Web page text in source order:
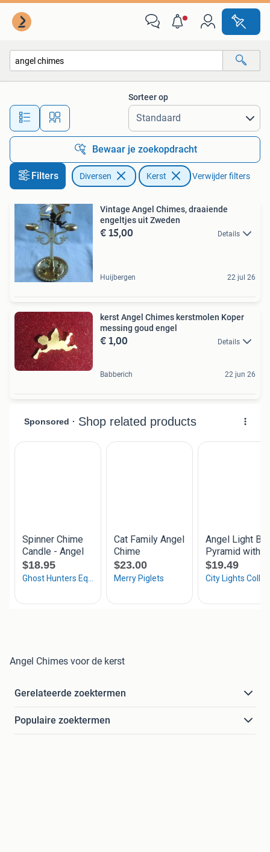
Alle afstanden…
Sorteer op
Bewaar je zoekopdracht
Filters Diversen Kerst Verwijder filters
Vintage Angel Chimes, draaiende
engeltjes uit Zweden
€ 15,00 Details
Huijbergen 22 jul 26
kerst Angel Chimes kerstmolen Koper
messing goud engel
€ 1,00 Details
Babberich 22 jun 26
Angel Chimes voor de kerst
Gerelateerde zoektermen
Populaire zoektermen